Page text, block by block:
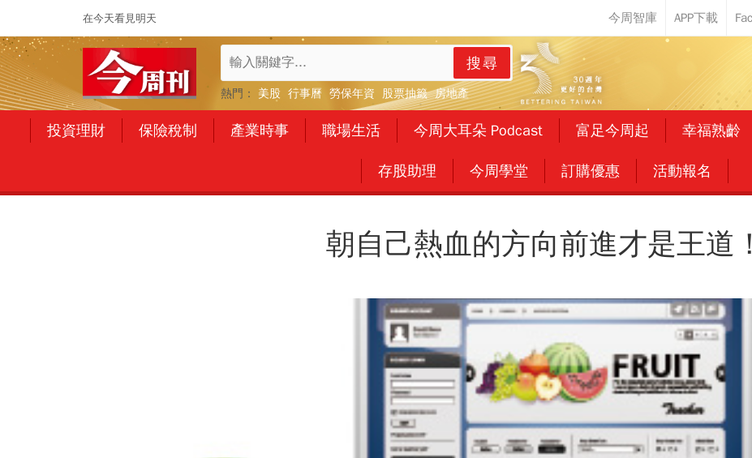
在今天看見明天
搜尋
熱門： 美股 行事曆 勞保年資 股票抽籤 房地產
投資理財 保險稅制 產業時事 職場生活 今周大耳朵 Podcast 富足今周起 幸福熟齡
存股助理 今周學堂 訂購優惠 活動報名
朝自己熱血的方向前進才是王道！